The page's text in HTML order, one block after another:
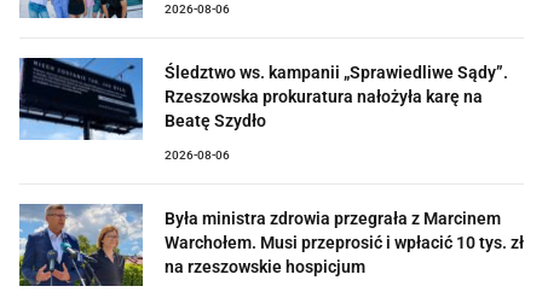
2026-08-06
Śledztwo ws. kampanii „Sprawiedliwe Sądy”.
Rzeszowska prokuratura nałożyła karę na
Beatę Szydło
2026-08-06
Była ministra zdrowia przegrała z Marcinem
Warchołem. Musi przeprosić i wpłacić 10 tys. zł
na rzeszowskie hospicjum